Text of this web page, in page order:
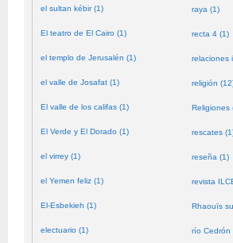
el sultan kébir (1)
El teatro de El Cairo (1)
el templo de Jerusalén (1)
el valle de Josafat (1)
El valle de los califas (1)
El Verde y El Dorado (1)
el virrey (1)
el Yemen feliz (1)
El-Esbekieh (1)
electuario (1)
raya (1)
recta 4 (1)
relaciones
religión
Religiones
rescates
reseña (1)
revista
Rhaouïs
río Cedrón